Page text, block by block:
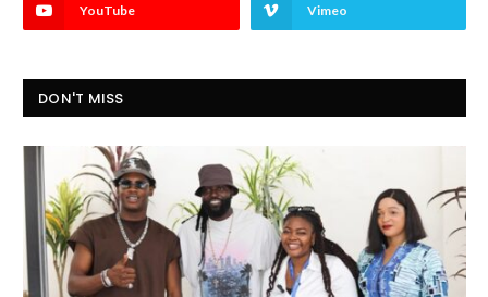
YouTube Vimeo
DON'T MISS